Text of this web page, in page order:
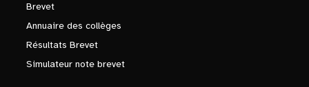
Brevet
Annuaire des collèges
Résultats Brevet
Simulateur note brevet